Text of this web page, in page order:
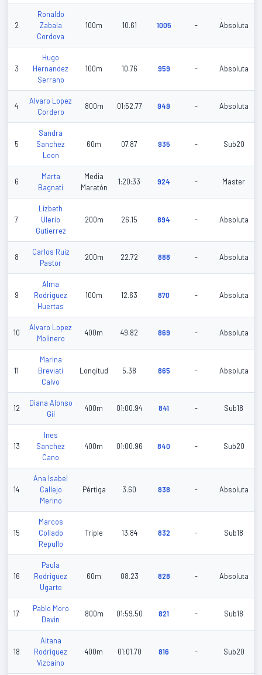
2
Ronaldo
Zabala
Cordova
100m 10.61 1005 - Absoluta
3
Hugo
Hernandez
Serrano
100m 10.76 959 - Absoluta
4
Alvaro Lopez
Cordero
800m 01:52.77 949 - Absoluta
5
Sandra
Sanchez
Leon
60m 07.87 935 - Sub20
6
Marta
Bagnati
Media
Maratón
1:20:33 924 - Master
7
Lizbeth
Ulerio
Gutierrez
200m 26.15 894 - Absoluta
8
Carlos Ruiz
Pastor
200m 22.72 888 - Absoluta
9
Alma
Rodriguez
Huertas
100m 12.63 870 - Absoluta
10
Alvaro Lopez
Molinero
400m 49.82 869 - Absoluta
11
Marina
Breviati
Calvo
Longitud 5.38 865 - Absoluta
12
Diana Alonso
Gil
400m 01:00.94 841 - Sub18
13
Ines
Sanchez
Cano
400m 01:00.96 840 - Sub20
14
Ana Isabel
Callejo
Merino
Pértiga 3.60 838 - Absoluta
15
Marcos
Collado
Repullo
Triple 13.84 832 - Sub18
16
Paula
Rodriguez
Ugarte
60m 08.23 828 - Absoluta
17
Pablo Moro
Devin
800m 01:59.50 821 - Sub18
18
Aitana
Rodriguez
Vizcaino
400m 01:01.70 816 - Sub20